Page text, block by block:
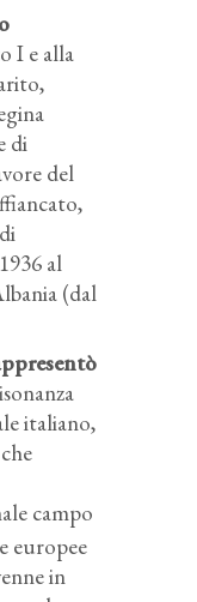
I e alla
di
del
al
(dal
italiano,
campo
europee
in